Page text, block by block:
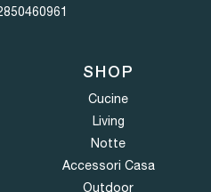
SHOP
Cucine
Living
Notte
Accessori Casa
Outdoor